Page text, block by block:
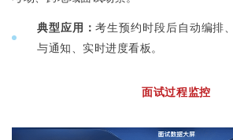
典型应用：考生预约时段后自动编排
与通知、实时进度看板。
面试过程监控